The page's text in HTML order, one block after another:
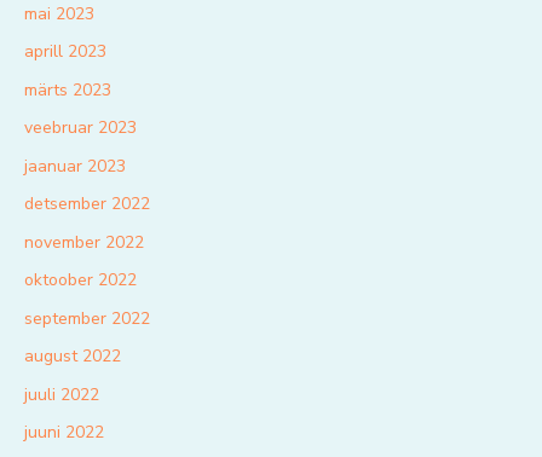
mai 2023
aprill 2023
märts 2023
veebruar 2023
jaanuar 2023
detsember 2022
november 2022
oktoober 2022
september 2022
august 2022
juuli 2022
juuni 2022